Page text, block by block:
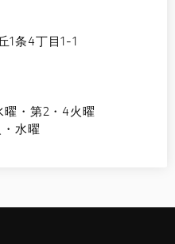
1条4丁目1-1
・第2・4火曜
水曜